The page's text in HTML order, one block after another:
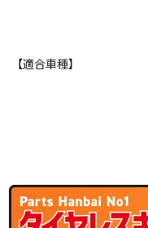
【適合車種】